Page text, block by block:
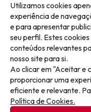
Joana Viajou
Agosto 2025
"Tivemos um
quarto de cima,
tentou consertar,
fomos transferidos
seguinte. Excelente
Bom
Não deixe
As ofertas mudam
e receba
mais recentes
perder um excelente
Escreva aqui o seu e-
Utilizamos cookies
experiência de
e para apresentar
seu perfil. Estes
conteúdos relevantes
nosso site para si.
Ao clicar em "Aceitar e
proporcionar uma
eficiente e relevante.
Política de Cookies.